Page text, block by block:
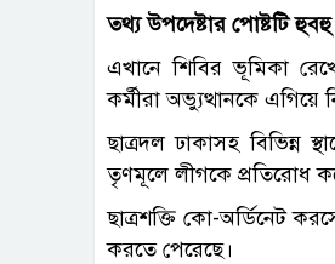
তথ্য উপদেষ্টার পোষ্টটি
এখানে শিবির ভূমিকা
কর্মীরা অভ্যুত্থানকে এগিয়ে
ছাত্রদল ঢাকাসহ বিভিন্ন
তৃণমূলে লীগকে প্রতিরোধ
ছাত্রশক্তি কো-অর্ডিনেট
করতে পেরেছে।